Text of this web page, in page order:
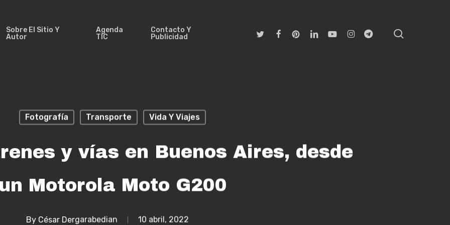
Sobre El Sitio Y
Autor
Agenda
TIC
Contacto Y
Publicidad
TwitterFacebookPinterestLinkedinYoutubeInstagramTelegram
Fotografía Transporte Vida Y Viajes
y vías en Buenos Aires, desde
un Motorola Moto G200
By César Dergarabedian 10 abril, 2022